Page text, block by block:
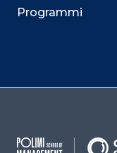
Programmi